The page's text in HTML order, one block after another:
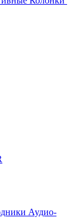
Аудио-